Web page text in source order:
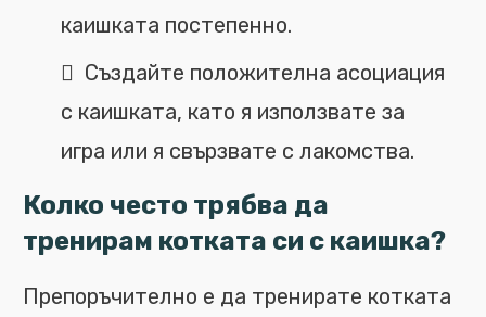
каишката постепенно.
Създайте положителна асоциация
с каишката, като я използвате за
игра или я свързвате с лакомства.
Колко често трябва да
тренирам котката си с каишка?
Препоръчително е да тренирате котката